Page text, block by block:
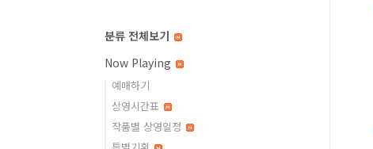
분류 전체보기
Now Playing
예매하기
상영시간표
작품별 상영일정